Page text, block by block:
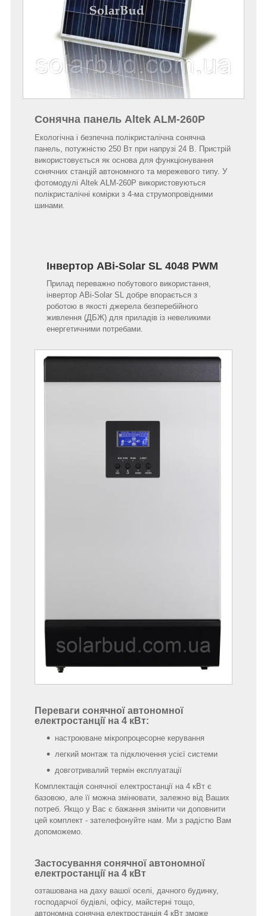
Сонячна панель Altek ALM-260Р
Екологічна і безпечна полікристалічна сонячна
панель, потужністю 250 Вт при напрузі 24 В. Пристрій
використовується як основа для функціонування
сонячних станцій автономного та мережевого типу. У
фотомодулі Altek ALM-260P використовуються
полікристалічні комірки з 4-ма струмопровідними
шинами.
Інвертор ABi-Solar SL 4048 PWM
Прилад переважно побутового використання,
інвертор ABi-Solar SL добре впорається з
роботою в якості джерела безперебійного
живлення (ДБЖ) для приладів із невеликими
енергетичними потребами.
Переваги сонячної автономної
електростанції на 4 кВт:
настроюване мікропроцесорне керування
легкий монтаж та підключення усієї системи
довготривалий термін експлуатації
Комплектація сонячної електростанції на 4 кВт є
базовою, але її можна змінювати, залежно від Ваших
потреб. Якщо у Вас є бажання змінити чи доповнити
цей комплект - зателефонуйте нам. Ми з радістю Вам
допоможемо.
Застосування сонячної автономної
електростанції на 4 кВт
озташована на даху вашої оселі, дачного будинку,
господарчої будівлі, офісу, майстерні тощо,
автономна сонячна електростанція 4 кВт зможе